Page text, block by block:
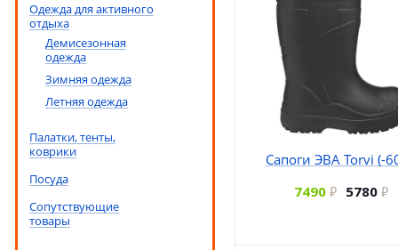
Одежда для активного
отдыха
Демисезонная
одежда
Зимняя одежда
Летняя одежда
Палатки, тенты,
коврики
Посуда
Сопутствующие
товары
Сапоги ЭВА Torvi (-
7490
5780